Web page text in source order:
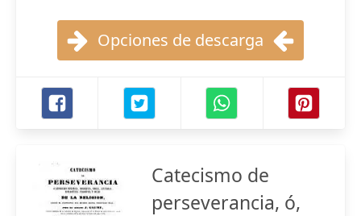
Opciones de descarga
Catecismo de
perseverancia, ó,